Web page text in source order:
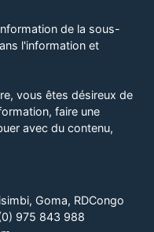
de la sous-
l'information et
vous êtes désireux de
faire une
avec du contenu,
Goma, RDCongo
975 843 988